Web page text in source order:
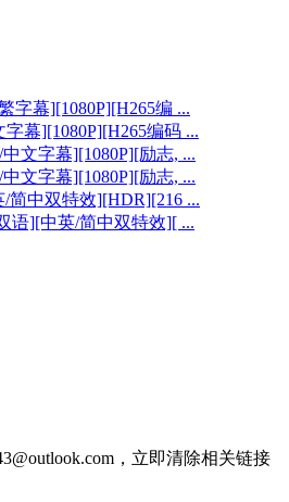
字幕][1080P][H265编 ...
幕][1080P][H265编码 ...
文字幕][1080P][励志, ...
文字幕][1080P][励志, ...
中双特效][HDR][216 ...
语][中英/简中双特效][ ...
，立即清除相关链接